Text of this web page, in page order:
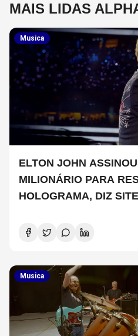
MAIS LIDAS
Musica
ELTON JOHN
MILIONÁRIO PARA
HOLOGRAMA, DIZ SITE
Musica